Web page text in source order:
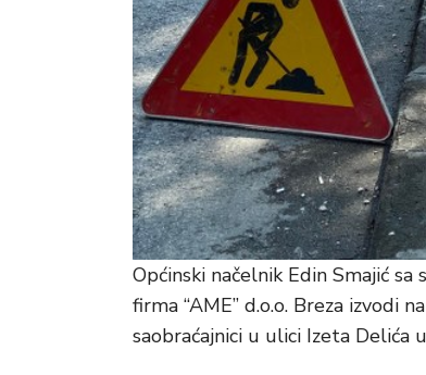
Općinski načelnik Edin Smajić
firma “AME” d.o.o. Breza izvodi
saobraćajnici u ulici Izeta Delića